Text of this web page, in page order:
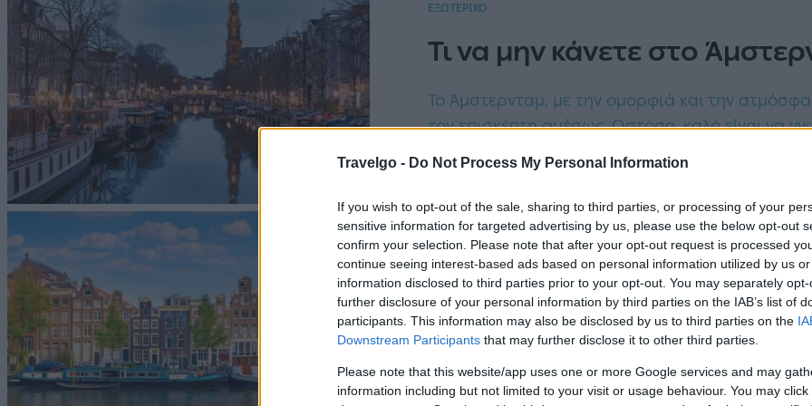
Travelgo - Do Not Process My Personal Information
If you wish to opt-out of the sale, sharing to third parties, or processing of your
sensitive information for targeted advertising by us, please use the below opt-out
confirm your selection. Please note that after your opt-out request is processed
continue seeing interest-based ads based on personal information utilized by us
information disclosed to third parties prior to your opt-out. You may separately
further disclosure of your personal information by third parties on the IAB’s list of
participants. This information may also be disclosed by us to third parties on the
Downstream Participants that may further disclose it to other third parties.
Please note that this website/app uses one or more Google services and may
information including but not limited to your visit or usage behaviour. You may
ΕΞΩΤΕΡΙΚΟ
Τι να μην κάνετε στο
Το Άμστερνταμ, με την ομορφιά και την
τον επισκέπτη αμέσως. Ωστόσο, καλό είναι να
περάσετε ευχάριστα στο ταξίδι σας χωρίς
SPORTS TOURISM
Άγιαξ - Ολυμπιακός: Πόσο
στο Άμστερνταμ
Ο Ολυμπιακός ετοιμάζεται να ταξιδέψει στο
Ιανουαρίου. Δείτε πόσο κοστίζουν τα